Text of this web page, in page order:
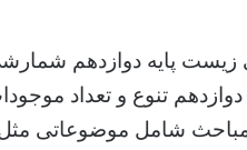
تستی زیست پایه دوازدهم
تنوع و تعداد موجودات
شامل موضوعاتی